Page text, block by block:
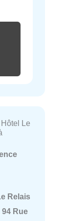
Le
Relais
Rue